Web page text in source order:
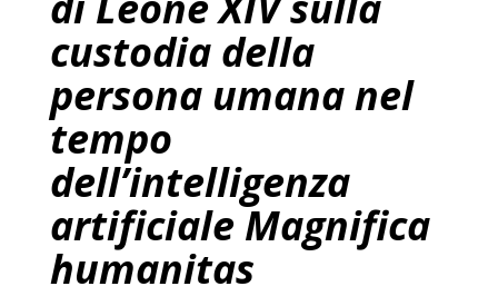
custodia della
persona umana nel
tempo
dell’intelligenza
artificiale Magnifica
humanitas